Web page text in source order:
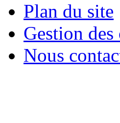
Plan du site
Gestion des
Nous